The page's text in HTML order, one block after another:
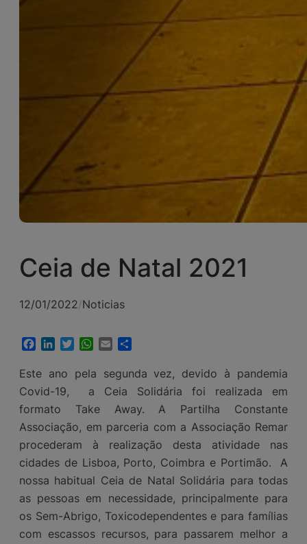
Ceia de Natal 2021
12/01/2022/Noticias
Facebook
LinkedInTwitterWhatsApp
Email
Este ano pela segunda vez, devido à pandemia
Covid-19, a Ceia Solidária foi realizada em
formato Take Away. A Partilha Constante
Associação, em parceria com a Associação Remar
procederam à realização desta atividade nas
cidades de Lisboa, Porto, Coimbra e Portimão. A
nossa habitual Ceia de Natal Solidária para todas
as pessoas em necessidade, principalmente para
os Sem-Abrigo, Toxicodependentes e para famílias
com escassos recursos, para passarem melhor a